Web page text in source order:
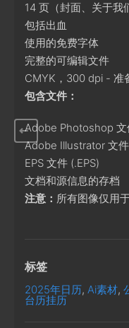
14 页（封面、关于我
包括出血
使用的免费字体
完整的可编辑文件
CMYK，300 dpi - 准
包含文件：
Adobe Photoshop 文
Adobe Illustrator 文
EPS 文件 (.EPS)
文档和源信息的存档
注意： 所有图像仅用
标签
2025年日历, Ai素材,
台历挂历